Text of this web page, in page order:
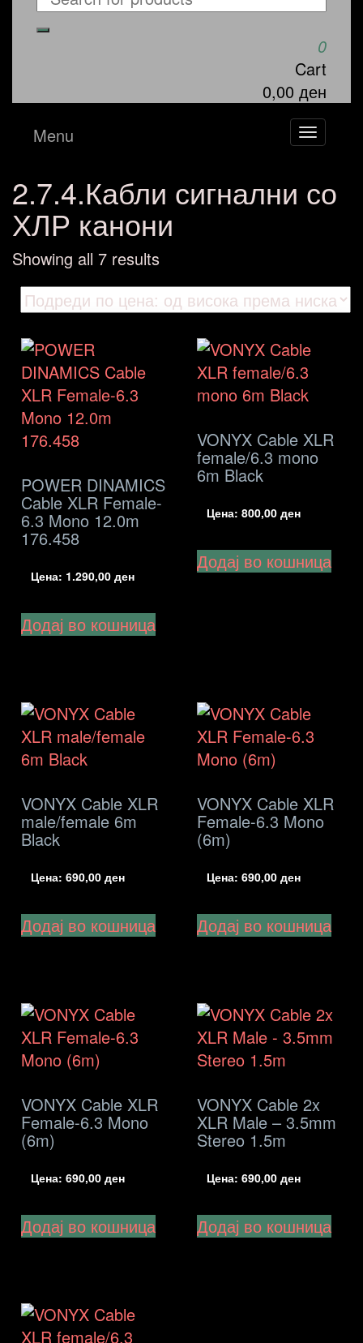
0
Cart
0,00 ден
Toggle
Menu
2.7.4.Кабли сигнални со
ХЛР канони
Showing all 7 resultsSorted
by
price:
POWER DINAMICS
Cable XLR Female-
6.3 Mono 12.0m
176.458
Цена: 1.290,00 ден
Додај во кошница
VONYX Cable XLR
female/6.3 mono
6m Black
Цена:800,00ден
Додај во кошница
VONYX Cable XLR
male/female 6m
Black
Цена: 690,00 ден
Додај во кошница
VONYX Cable XLR
Female-6.3 Mono
(6m)
Цена:690,00ден
Додај во кошница
VONYX Cable XLR
Female-6.3 Mono
(6m)
Цена: 690,00 ден
Додај во кошница
VONYX Cable 2x
XLR Male – 3.5mm
Stereo 1.5m
Цена:690,00ден
Додај во кошница